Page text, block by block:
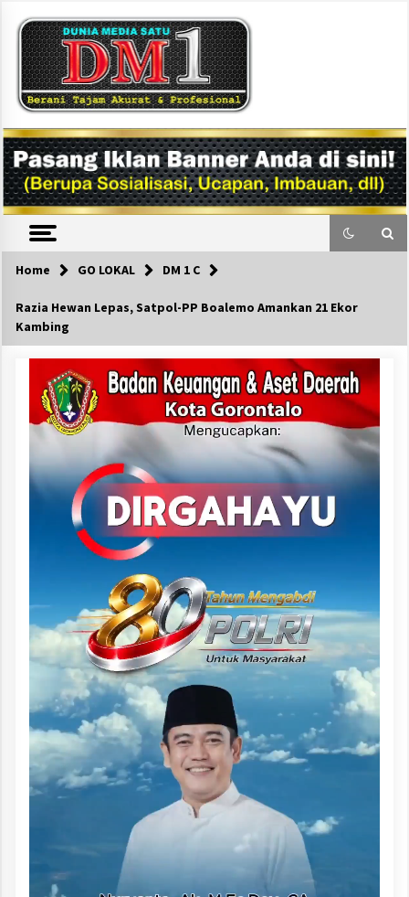
content
DM1
Home GO LOKAL DM 1 C
Razia Hewan Lepas, Satpol-PP Boalemo Amankan 21 Ekor
Kambing